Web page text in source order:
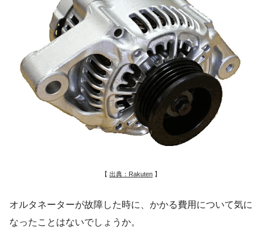
【 出典：Rakuten 】
オルタネーターが故障した時に、かかる費用について気に
なったことはないでしょうか。